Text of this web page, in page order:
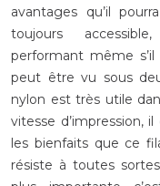
avantages qu’il
toujours
performant même
peut être vu sous
nylon est très utile
vitesse d’impression,
les bienfaits que ce
résiste à toutes